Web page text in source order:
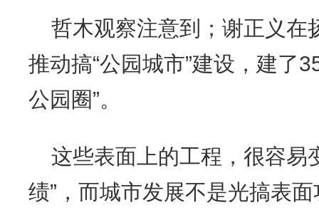
哲木观察注意到；谢正义在
推动搞“公园城市”建设，建了
公园圈”。
这些表面上的工程，很容易
绩”，而城市发展不是光搞表